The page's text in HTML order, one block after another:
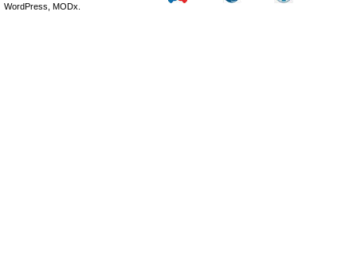
WordPress, MODx.